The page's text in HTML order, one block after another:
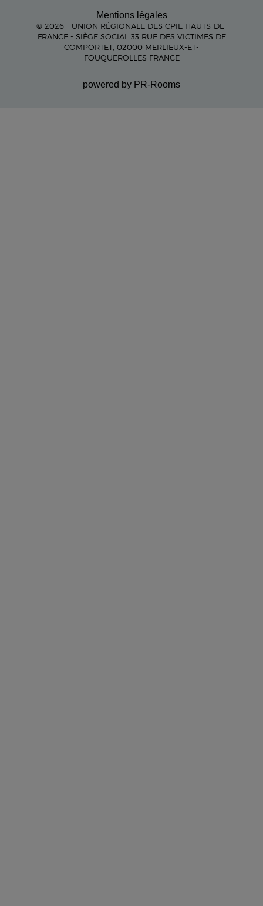
Mentions légales
© 2026 - UNION RÉGIONALE DES CPIE HAUTS-DE-
FRANCE - SIÈGE SOCIAL 33 RUE DES VICTIMES DE
COMPORTET, 02000 MERLIEUX-ET-
FOUQUEROLLES FRANCE
powered by PR-Rooms